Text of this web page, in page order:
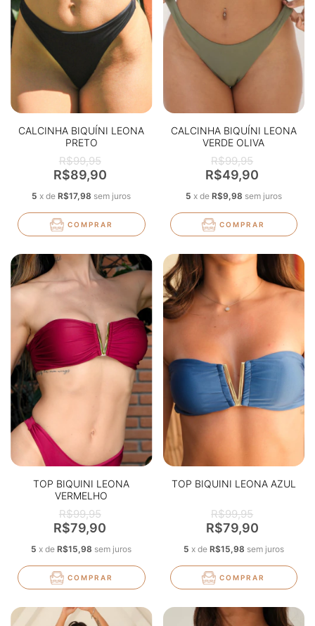
CALCINHA BIQUÍNI LEONA
PRETO
R$99,95
R$89,90
5 xdeR$17,98 sem juros
COMPRAR
CALCINHA BIQUÍNI LEONA
VERDE OLIVA
R$99,95
R$49,90
5 x de R$9,98 sem juros
COMPRAR
TOP BIQUINI LEONA
VERMELHO
R$99,95
R$79,90
5 xdeR$15,98 sem juros
COMPRAR
TOP BIQUINI LEONA AZUL
R$99,95
R$79,90
5 x de R$15,98 sem juros
COMPRAR